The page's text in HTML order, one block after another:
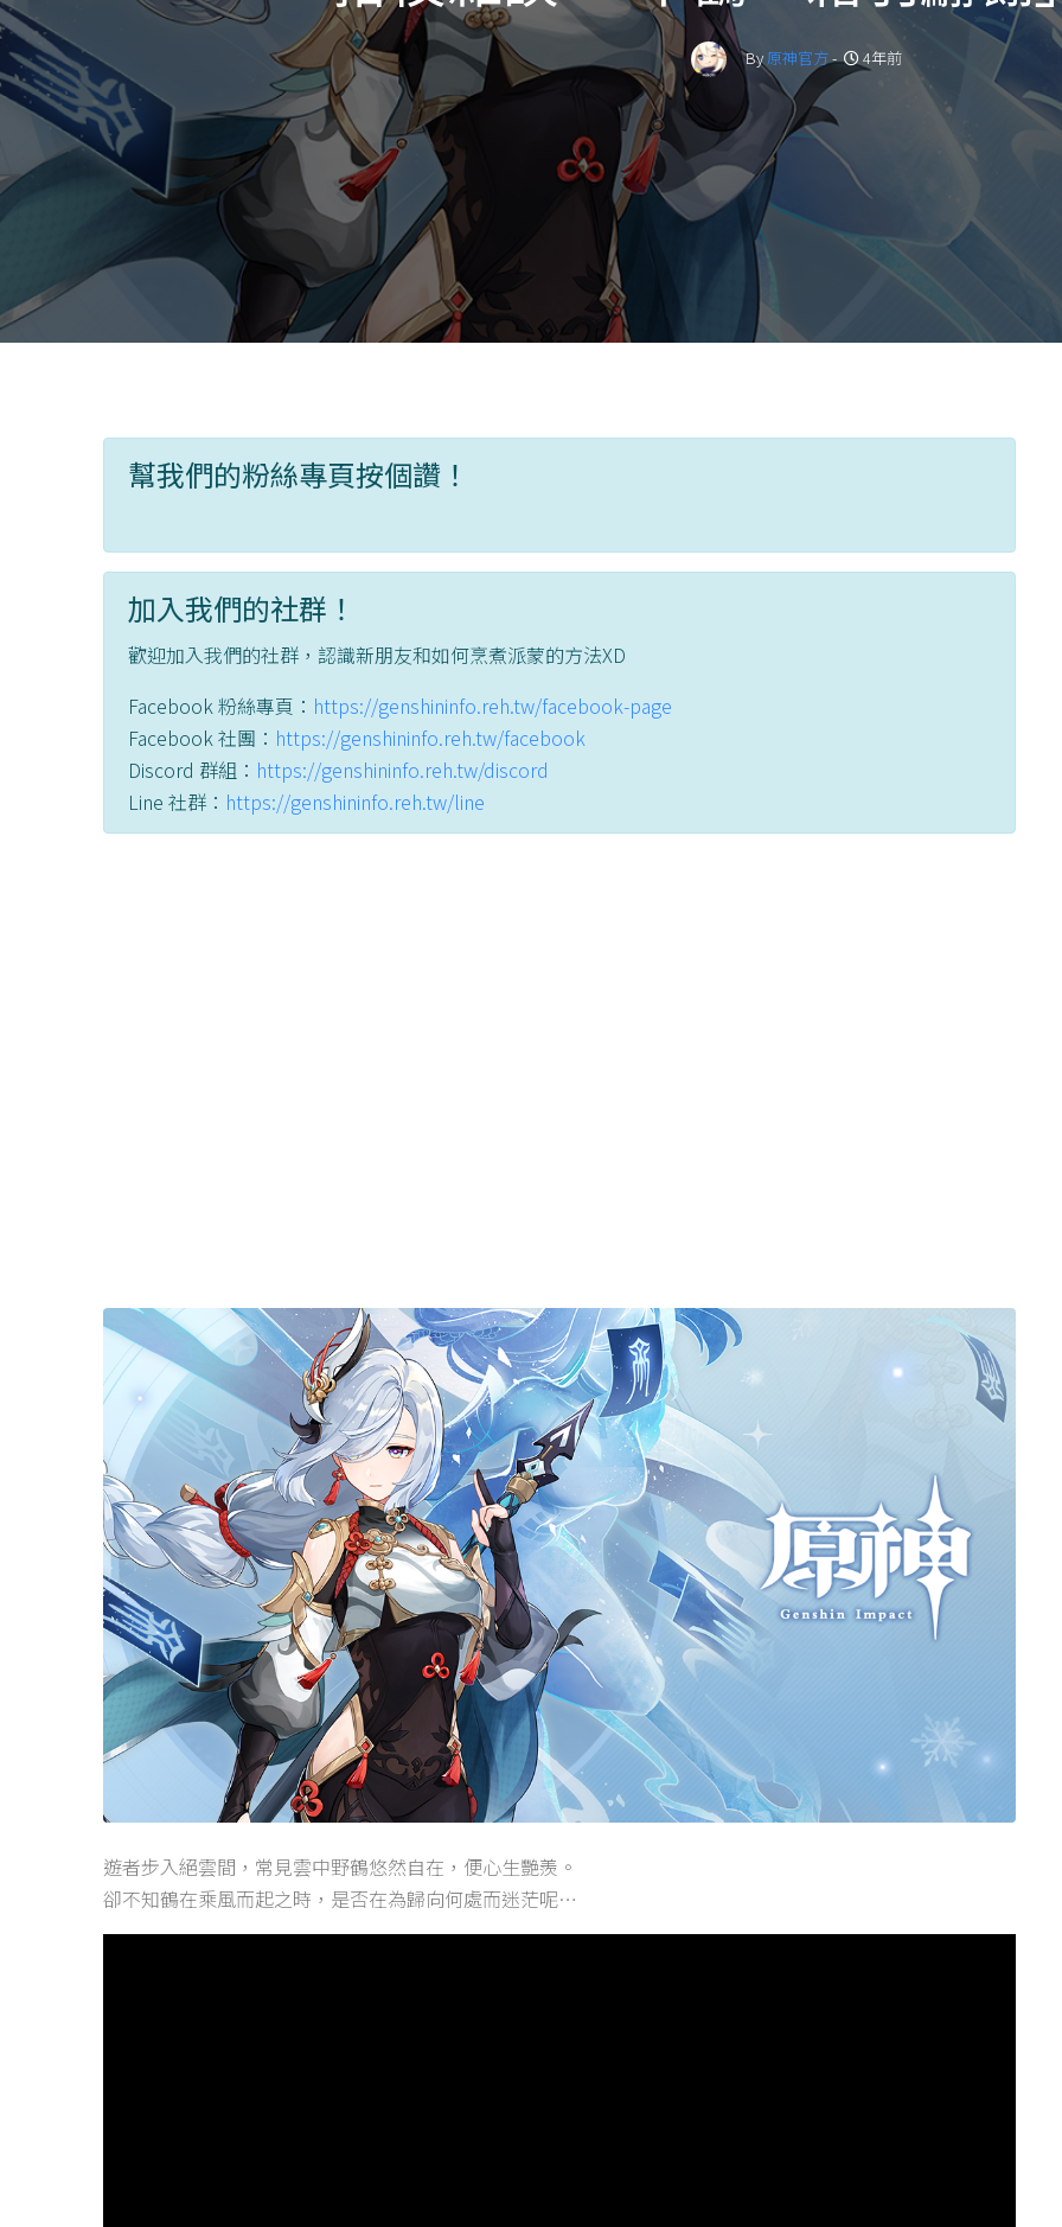
By原神官方- 4年前
幫我們的粉絲專頁按個讚！
加入我們的社群！
歡迎加入我們的社群，認識新朋友和如何烹煮派蒙的方法XD
Facebook 粉絲專頁： https://genshininfo.reh.tw/facebook-page
Facebook 社團： https://genshininfo.reh.tw/facebook
Discord 群組： https://genshininfo.reh.tw/discord
Line 社群： https://genshininfo.reh.tw/line
遊者步入絕雲間，常見雲中野鶴悠然自在，便心生艷羨。
卻不知鶴在乘風而起之時，是否在為歸向何處而迷茫呢…